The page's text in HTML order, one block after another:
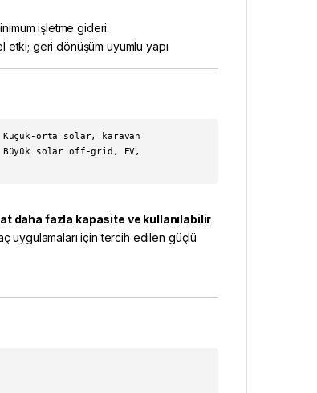
işletme gideri.
geri dönüşüm uyumlu yapı.
orta solar, karavan
solar off-grid, EV,
daha fazla kapasite ve kullanılabilir
uygulamaları için tercih edilen güçlü